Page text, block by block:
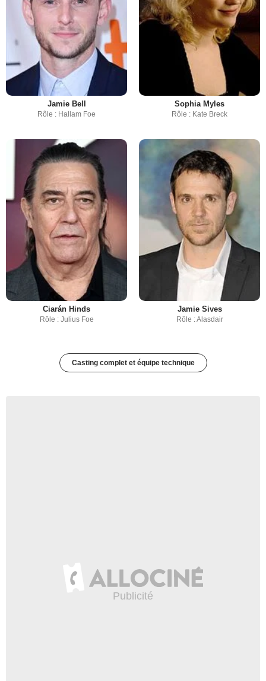
Jamie Bell
Rôle : Hallam Foe
Sophia Myles
Rôle : Kate Breck
Ciarán Hinds
Rôle : Julius Foe
Jamie Sives
Rôle : Alasdair
Casting complet et équipe technique